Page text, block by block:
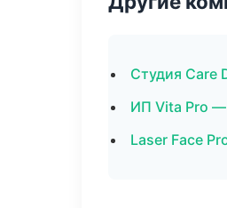
Студия Care
ИП Vita Pro —
Laser Face